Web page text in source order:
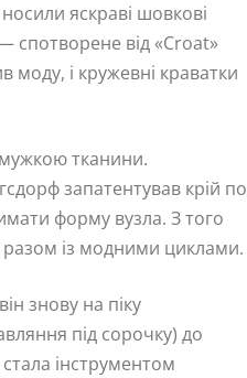
яскраві шовкові
спотворене від «Croat»
і кружевні краватки
тканини.
запатентував крій по
форму вузла. З того
разом із модними циклами.
знову на піку
під сорочку) до
інструментом